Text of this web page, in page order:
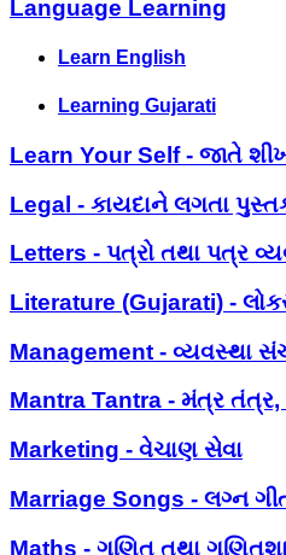
Language Learning
Learn English
Learning Gujarati
Learn Your Self - જાતે
Legal - કાયદાને લગતા
Letters - પત્રો તથા પત્ર
Literature (Gujarati) -
Management - વ્યવસ્થા
Mantra Tantra - મંત્ર તંત્ર,
Marketing - વેચાણ સેવા
Marriage Songs - લગ્ન
Maths - ગણિત તથા